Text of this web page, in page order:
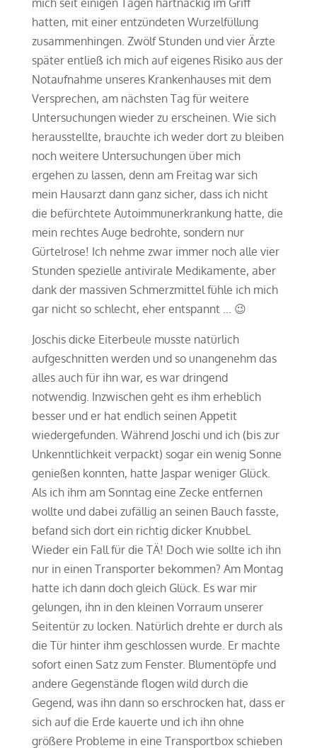
mich seit einigen Tagen hartnäckig im Griff
hatten, mit einer entzündeten Wurzelfüllung
zusammenhingen. Zwölf Stunden und vier Ärzte
später entließ ich mich auf eigenes Risiko aus der
Notaufnahme unseres Krankenhauses mit dem
Versprechen, am nächsten Tag für weitere
Untersuchungen wieder zu erscheinen. Wie sich
herausstellte, brauchte ich weder dort zu bleiben
noch weitere Untersuchungen über mich
ergehen zu lassen, denn am Freitag war sich
mein Hausarzt dann ganz sicher, dass ich nicht
die befürchtete Autoimmunerkrankung hatte, die
mein rechtes Auge bedrohte, sondern nur
Gürtelrose! Ich nehme zwar immer noch alle vier
Stunden spezielle antivirale Medikamente, aber
dank der massiven Schmerzmittel fühle ich mich
gar nicht so schlecht, eher entspannt … 😉
Joschis dicke Eiterbeule musste natürlich
aufgeschnitten werden und so unangenehm das
alles auch für ihn war, es war dringend
notwendig. Inzwischen geht es ihm erheblich
besser und er hat endlich seinen Appetit
wiedergefunden. Während Joschi und ich (bis zur
Unkenntlichkeit verpackt) sogar ein wenig Sonne
genießen konnten, hatte Jaspar weniger Glück.
Als ich ihm am Sonntag eine Zecke entfernen
wollte und dabei zufällig an seinen Bauch fasste,
befand sich dort ein richtig dicker Knubbel.
Wieder ein Fall für die TÄ! Doch wie sollte ich ihn
nur in einen Transporter bekommen? Am Montag
hatte ich dann doch gleich Glück. Es war mir
gelungen, ihn in den kleinen Vorraum unserer
Seitentür zu locken. Natürlich drehte er durch als
die Tür hinter ihm geschlossen wurde. Er machte
sofort einen Satz zum Fenster. Blumentöpfe und
andere Gegenstände flogen wild durch die
Gegend, was ihn dann so erschrocken hat, dass er
sich auf die Erde kauerte und ich ihn ohne
größere Probleme in eine Transportbox schieben